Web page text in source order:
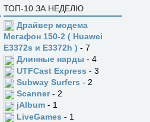
ТОП-10 ЗА НЕДЕЛЮ
Драйвер модема
Мегафон 150-2 ( Huawei
E3372s и E3372h ) - 7
Длинные нарды - 4
UTFCast Express - 3
Subway Surfers - 2
Scanner- 2
jAlbum - 1
LiveGames - 1